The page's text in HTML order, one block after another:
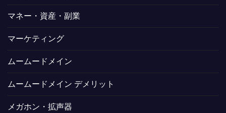
マネー・資産・副業
マーケティング
ムームードメイン
ムームードメイン デメリット
メガホン・拡声器